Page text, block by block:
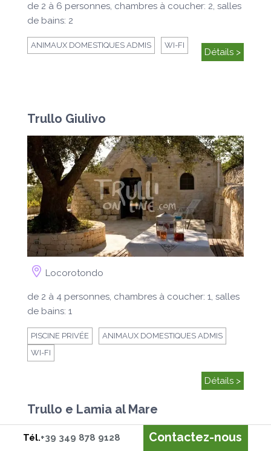
Tél.+39 349 878 9128 Contactez-nous
de 2 à 6 personnes, chambres à coucher: 2, salles
de bains: 2
ANIMAUX DOMESTIQUES ADMIS WI-FI
Détails >
Trullo Giulivo
Locorotondo
de 2 à 4 personnes, chambres à coucher: 1, salles
de bains: 1
PISCINE PRIVÉE
ANIMAUX DOMESTIQUES ADMIS
WI-FI
Détails >
Trullo e Lamia al Mare